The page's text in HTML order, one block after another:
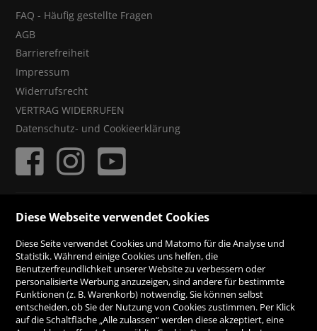
FAQ - Häufig gestellte Fragen
AGB
Barrierefreiheit
Impressum
Widerrufsrecht
VERTRAG WIDERRUFEN
Datenschutz- und Cookieerklärung
ZAHLUNGSMÖGLICHKEITEN
Rechnung
Vorauskasse
Diese Webseite verwendet Cookies
Diese Seite verwendet Cookies und Matomo für die Analyse und
Statistik. Während einige Cookies uns helfen, die
Benutzerfreundlichkeit unserer Website zu verbessern oder
personalisierte Werbung anzuzeigen, sind andere für bestimmte
Funktionen (z. B. Warenkorb) notwendig. Sie können selbst
entscheiden, ob Sie der Nutzung von Cookies zustimmen. Per Klick
auf die Schaltfläche „Alle zulassen“ werden diese akzeptiert, eine